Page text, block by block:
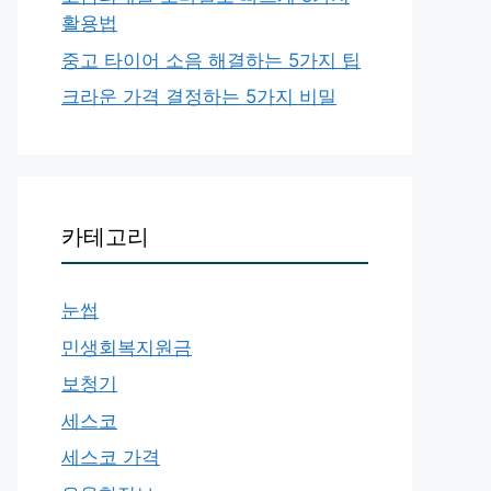
활용법
중고 타이어 소음 해결하는 5가지 팁
크라운 가격 결정하는 5가지 비밀
카테고리
눈썹
민생회복지원금
보청기
세스코
세스코 가격